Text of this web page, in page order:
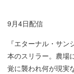
9月4日配信​
『エターナル・サ
本のスリラー。農場
覚に襲われ何が現実